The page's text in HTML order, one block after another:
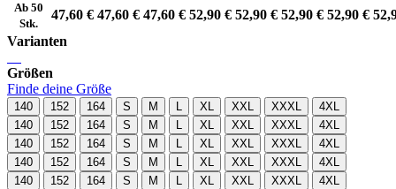
Ab 50
Stk.
47,60 € 47,60 € 47,60 € 52,90 € 52,90 € 52,90 € 52,90 €
Varianten
Größen
Finde deine Größe
140 152 164 S M L XL XXL XXXL
4XL
140
152 164 S M L XL XXL XXXL
4XL
140
152 164 S M L XL XXL XXXL
4XL
140
152 164 S M L XL XXL XXXL
4XL
140
152 164 S M L XL XXL XXXL 4XL